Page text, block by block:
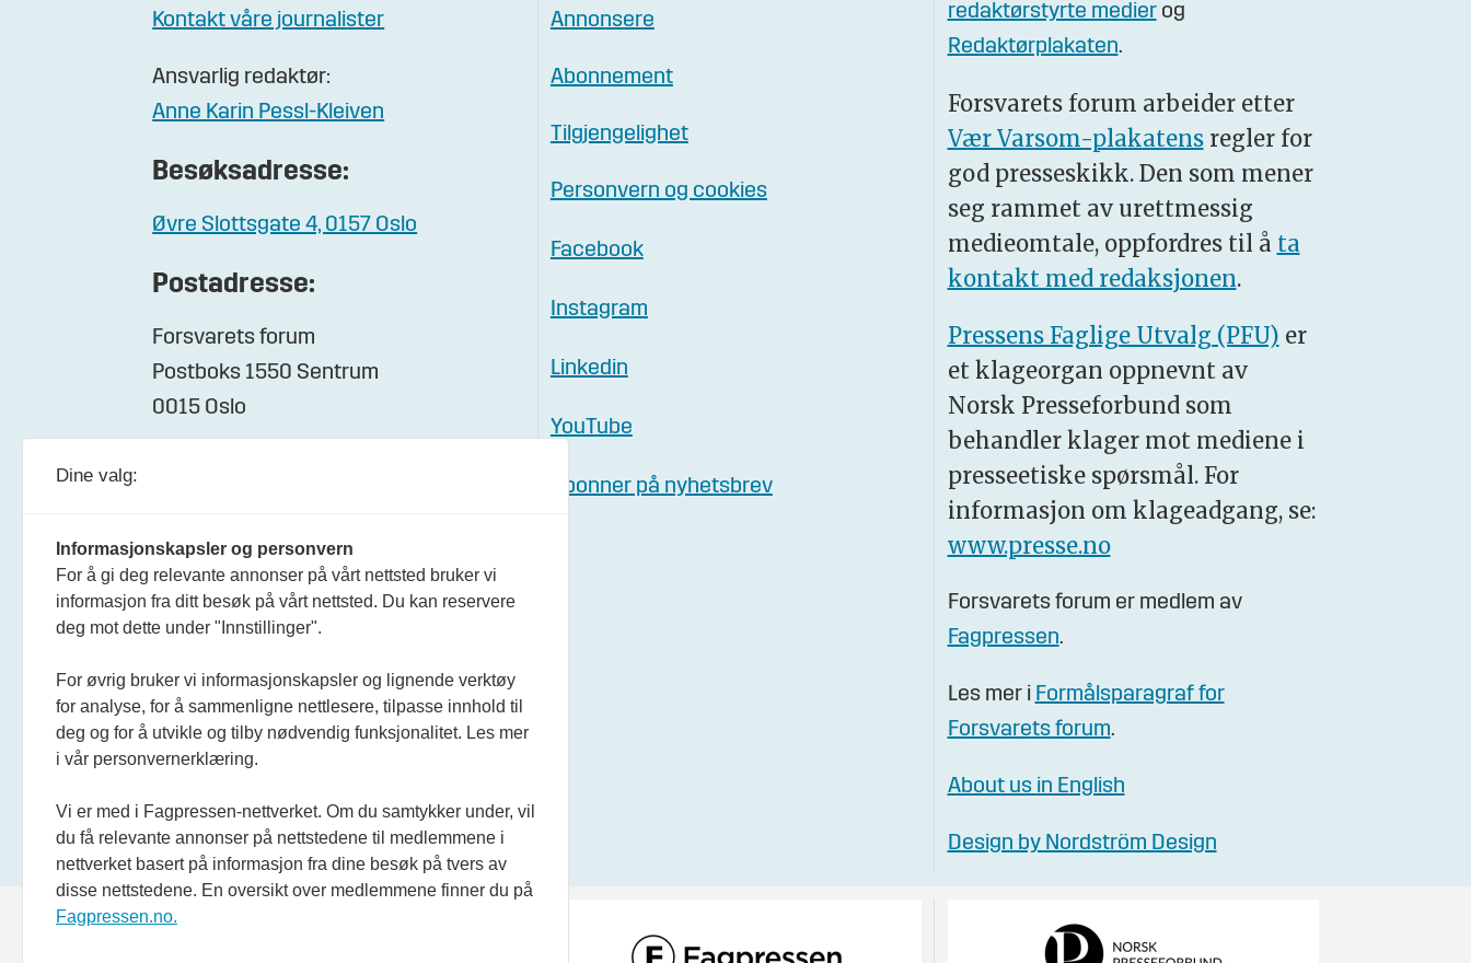
Kontakt våre journalister
Ansvarlig redaktør:
Anne Karin Pessl-Kleiven
Besøksadresse:
Øvre Slottsgate 4, 0157 Oslo
Postadresse:
Forsvarets forum
Postboks 1550 Sentrum
0015 Oslo
Annonsere
Abonnement
Tilgjengelighet
Personvern og cookies
Facebook
Instagram
Linkedin
YouTube
Abonner på nyhetsbrev
redaktørstyrte medierog
Redaktørplakaten.
Forsvarets forum arbeider etter
Vær Varsom-plakatensregler for
god presseskikk. Den som mener
seg rammet av urettmessig
medieomtale, oppfordres til å ta
kontakt med redaksjonen.
Pressens Faglige Utvalg (PFU) er
et klageorgan oppnevnt av
Norsk Presseforbund som
behandler klager mot mediene i
presseetiske spørsmål. For
informasjon om klageadgang, se:
www.presse.no
Forsvarets forum er medlem av
Fagpressen.
Les mer i Formålsparagraf for
Forsvarets forum.
About us in English
Design by Nordström Design
Dine valg:
Informasjonskapsler og personvern
For å gi deg relevante annonser på vårt nettsted bruker vi
informasjon fra ditt besøk på vårt nettsted. Du kan reservere
deg mot dette under "Innstillinger".
For øvrig bruker vi informasjonskapsler og lignende verktøy
for analyse, for å sammenligne nettlesere, tilpasse innhold til
deg og for å utvikle og tilby nødvendig funksjonalitet. Les mer
i vår personvernerklæring.
Vi er med i Fagpressen-nettverket. Om du samtykker under, vil
du få relevante annonser på nettstedene til medlemmene i
nettverket basert på informasjon fra dine besøk på tvers av
disse nettstedene. En oversikt over medlemmene finner du på
Fagpressen.no.